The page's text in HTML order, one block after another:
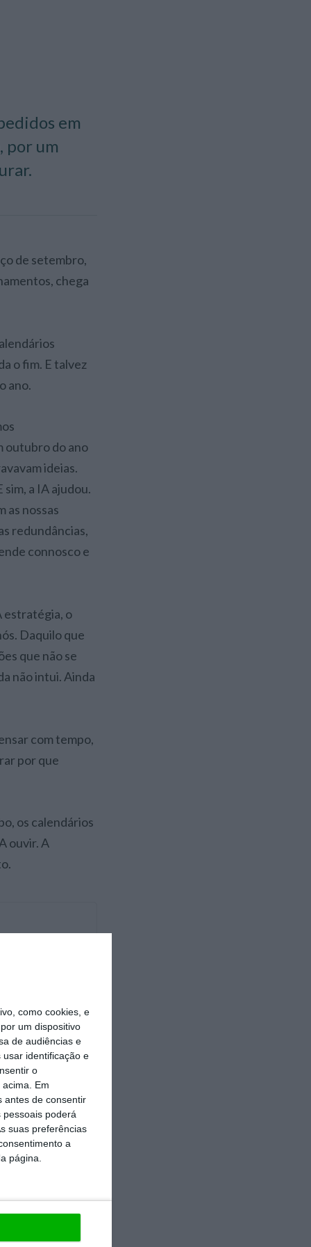
como cookies, e
um dispositivo
de audiências e
identificação e
o
Em
antes de consentir
poderá
suas preferências
a
página.
em
por um
chega
o fim. E talvez
ano.
outubro do ano
ideias.
a IA ajudou.
as nossas
redundâncias,
connosco e
estratégia, o
Daquilo que
que não se
não intui. Ainda
com tempo,
por que
os calendários
ouvir. A
https://eco.sapo.pt/opiniao/outubro-a-calma-antes-da-correria/ Copiar